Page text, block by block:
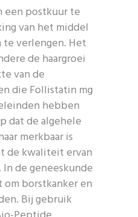
een postkuur te
van het middel
verlengen. Het
de haargroei
van de
die Follistatin mg
hebben
dat de algehele
merkbaar is
de kwaliteit ervan
de geneeskunde
borstkanker en
Bij gebruik